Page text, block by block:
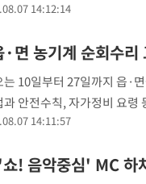
설립 추진 규탄 및 각 군
14:12:14
면 농기계 순회수리
10일부터 27일까지 읍·
안전수칙, 자가정비 요
지 파쇄기, 예초기 등 소형
14:11:57
! 음악중심' MC